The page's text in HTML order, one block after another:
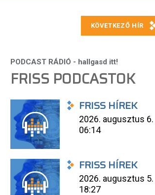
FRISS PODCASTOK
FRISS HÍREK
2026. augusztus 6.
06:14
FRISS HÍREK
2026. augusztus 5.
18:27